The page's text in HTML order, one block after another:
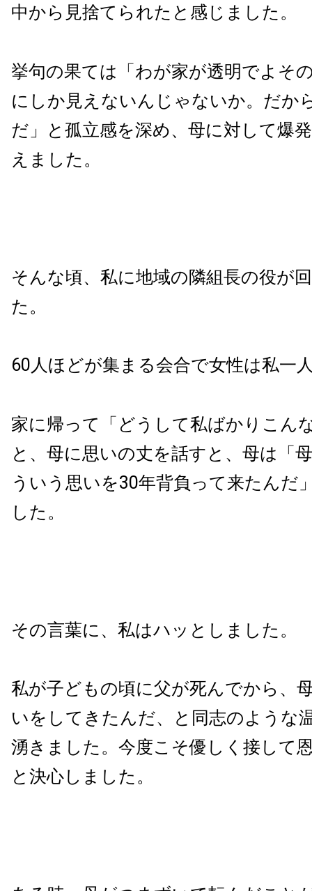
中から見捨てられたと感じました。
挙句の果ては「わが家が透明でよそ
にしか見えないんじゃないか。だか
だ」と孤立感を深め、母に対して爆
えました。
そんな頃、私に地域の隣組長の役が
た。
60人ほどが集まる会合で女性は私一
家に帰って「どうして私ばかりこん
と、母に思いの丈を話すと、母は「
ういう思いを30年背負って来たんだ
した。
その言葉に、私はハッとしました。
私が子どもの頃に父が死んでから、
いをしてきたんだ、と同志のような
湧きました。今度こそ優しく接して
と決心しました。